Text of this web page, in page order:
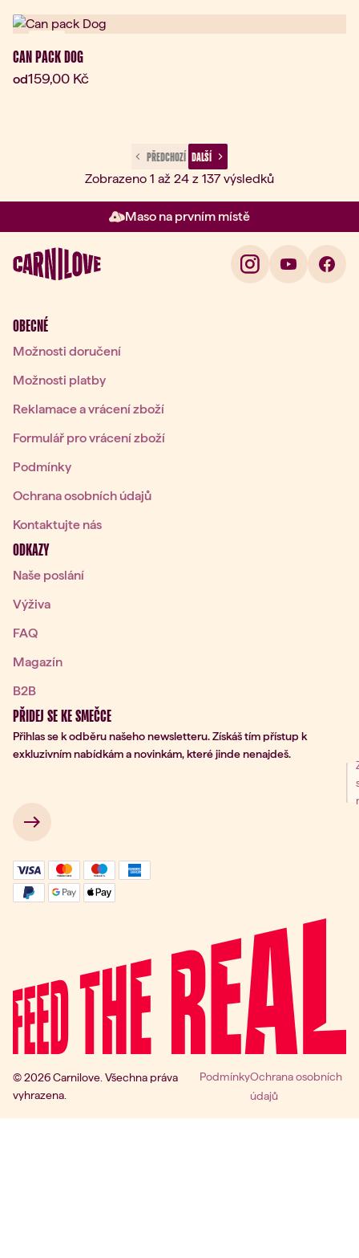
CAN PACK DOG
odAktuální cena:
159,00 Kč
PŘEDCHOZÍ DALŠÍ
Zobrazeno 1 až 24 z 137 výsledků
Maso na prvním místě
Položka 2 z 3: Maso na prvním
OBECNÉ
Možnosti doručení
Možnosti platby
Reklamace a vrácení zboží
Formulář pro vrácení zboží
Podmínky
Ochrana osobních údajů
Kontaktujte nás
ODKAZY
Naše poslání
Výživa
FAQ
Magazín
B2B
PŘIDEJ SE KE SMEČCE
Přihlas se k odběru našeho newsletteru. Získáš tím přístup k
exkluzivním nabídkám a novinkám, které jinde nenajdeš.
k odběru
→
© 2026 Carnilove. Všechna práva
vyhrazena.
PodmínkyOchrana osobních
údajů